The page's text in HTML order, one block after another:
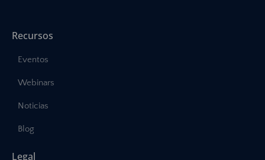
Recursos
Eventos
Webinars
Noticias
Blog
Legal